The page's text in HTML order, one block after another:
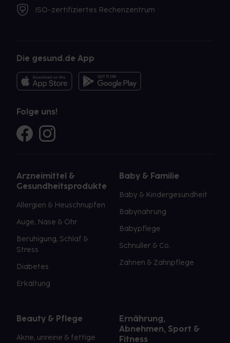
ISO-zertifiziertes Rechenzentrum
Die gesund.de App
Folge uns!
Arzneimittel &
Gesundheitsprodukte
Allergien & Heuschnupfen
Auge, Nase & Ohr
Beruhigung, Schlaf &
Stress
Diabetes
Erkältung
Baby & Familie
Baby & Kindergesundheit
Babynahrung
Babypflege
Schnuller & Co.
Zahnen & Zahnpflege
Beauty & Pflege
Akne, unreine & fettige
Ernährung,
Abnehmen, Sport &
Fitness